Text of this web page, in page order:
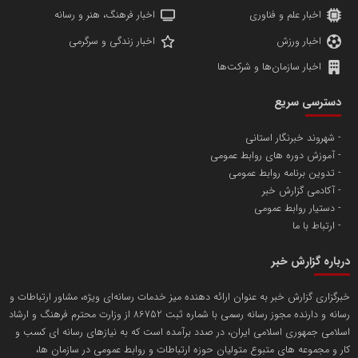
پایگاه اطلاع رسانی اعتلای نهادهای مردمی
تامین آهن اسفنجی تولیدکنندگان فولاد در کشور
تریبون
انتشار گسترده محتوا در رسانه گزارش خبر
مسعودصادقی
اخبار علم و فناوری
اخبار فرهنگ، هنر و رسانه
اخبار ورزش
اخبار زندگی و سرگرمی
اخبار سازمان‌ها و شرکت‌ها
دسترسی سریع
شهروند خبرنگار استانی
آموزش دوره های روابط عمومی
تدوین برنامه روابط عمومی
آکادمی گزارش خبر
دستیار روابط عمومی
ارتباط با ما
درباره گزارش خبر
خبرگزاری گزارش خبر به عنوان ارائه دهنده میز خدمات رسانه‌ای ویژه، مشاور ارتباطات و
رسانه و دارنده مجوز رسانه رسمی با شماره ثبت 86752 از وزارت محترم فرهنگ و ارشاد
اسلامی جمهوری اسلامی ایران، در صدد برآمده است که به نیازهای رسانه ای کسب و
کار و مجموعه های متبوع متولیان حوزه ارتباطات و روابط عمومی در سازمان ها،